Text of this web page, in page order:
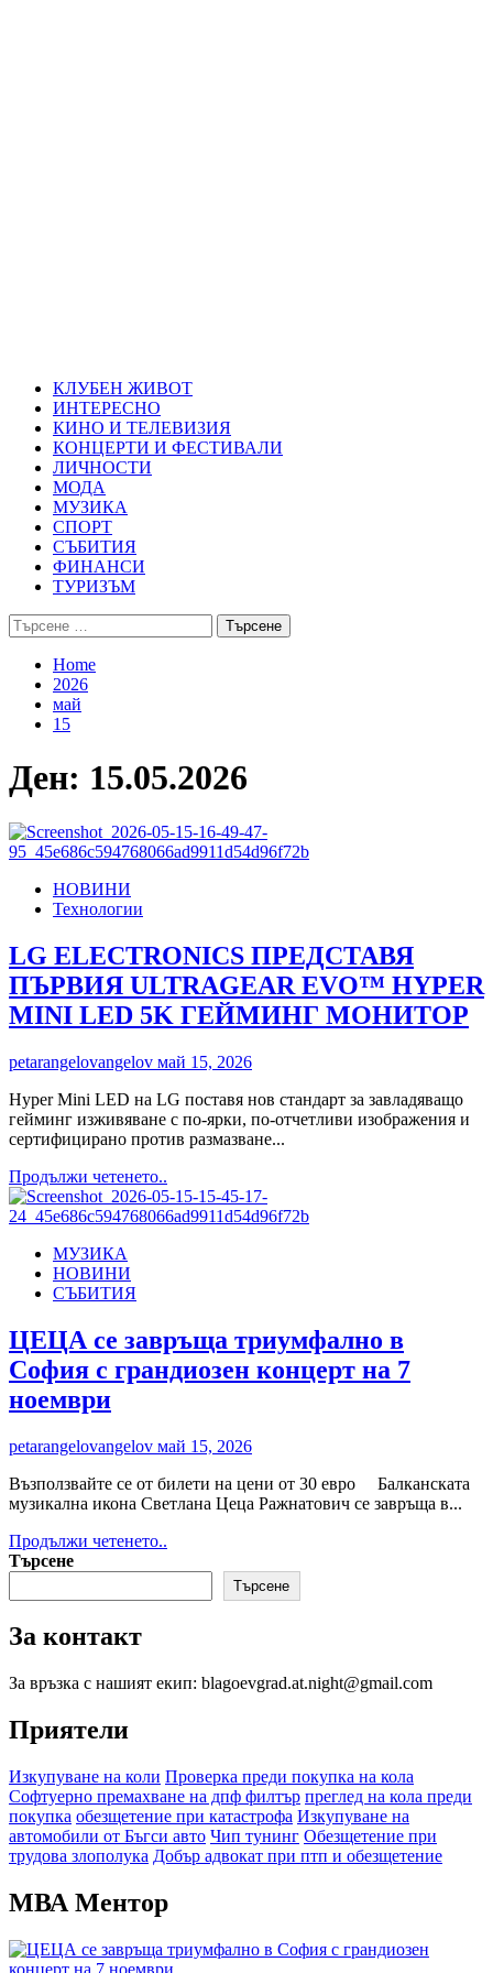
КЛУБЕН ЖИВОТ
ИНТЕРЕСНО
КИНО И ТЕЛЕВИЗИЯ
КОНЦЕРТИ И ФЕСТИВАЛИ
ЛИЧНОСТИ
МОДА
МУЗИКА
СПОРТ
СЪБИТИЯ
ФИНАНСИ
ТУРИЗЪМ
Търсене
за:
Home
2026
май
15
Ден: 15.05.2026
НОВИНИ
Технологии
LG ELECTRONICS ПРЕДСТАВЯ
ПЪРВИЯ ULTRAGEAR EVO™ HYPER
MINI LED 5K ГЕЙМИНГ МОНИТОР
petarangelovangelov май 15, 2026
Hyper Mini LED на LG поставя нов стандарт за завладяващо
гейминг изживяване с по-ярки, по-отчетливи изображения и
сертифицирано против размазване...
Продължи четенето..
more
about
EVO™
HYPER
MINI
МОНИТОР
МУЗИКА
НОВИНИ
СЪБИТИЯ
ЦЕЦА се завръща триумфално в
София с грандиозен концерт на 7
ноември
petarangelovangelov май 15, 2026
Възползвайте се от билети на цени от 30 евро Балканската
музикална икона Светлана Цеца Ражнатович се завръща в...
Продължи четенето..
ЦЕЦА
в
на
7
ноември
Търсене
Търсене
За контакт
За връзка с нашият екип: blagoevgrad.at.night@gmail.com
Приятели
Изкупуване на коли Проверка преди покупка на кола
Софтуерно премахване на дпф филтър преглед на кола преди
покупка обезщетение при катастрофа Изкупуване на
автомобили от Бъгси авто Чип тунинг Обезщетение при
трудова злополука Добър адвокат при птп и обезщетение
МВА Ментор